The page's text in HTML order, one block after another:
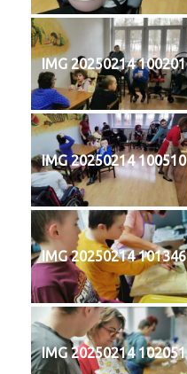
IMG 20250214 100201
IMG 20250214 100510
IMG 20250214 101346
IMG 20250214 102051